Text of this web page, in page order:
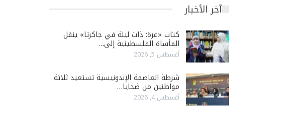
آخر الأخبار
كتاب «غزة: ذات ليلة في جاكرتا» ينقل
المأساة الفلسطينية إلى…
أغسطس 5, 2026
شرطة العاصمة الإندونيسية تستعيد ثلاثة
مواطنين من ضحايا…
أغسطس 4, 2026